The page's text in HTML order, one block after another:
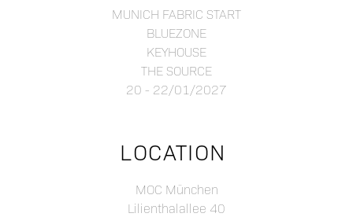
MUNICH FABRIC START
BLUEZONE
KEYHOUSE
THE SOURCE
20 - 22/01/2027
LOCATION
MOC München
Lilienthalallee 40